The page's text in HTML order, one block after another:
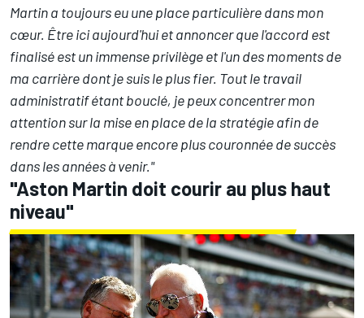
Martin a toujours eu une place particulière dans mon
cœur. Être ici aujourd'hui et annoncer que l'accord est
finalisé est un immense privilège et l'un des moments de
ma carrière dont je suis le plus fier. Tout le travail
administratif étant bouclé, je peux concentrer mon
attention sur la mise en place de la stratégie afin de
rendre cette marque encore plus couronnée de succès
dans les années à venir."
"Aston Martin doit courir au plus haut
niveau"